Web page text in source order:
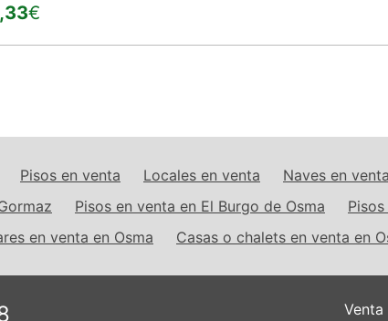
€
Pisos en venta Locales en venta
Naves en
Pisos en venta en El Burgo de Osma
en venta en Osma Casas o chalets en venta en
Venta